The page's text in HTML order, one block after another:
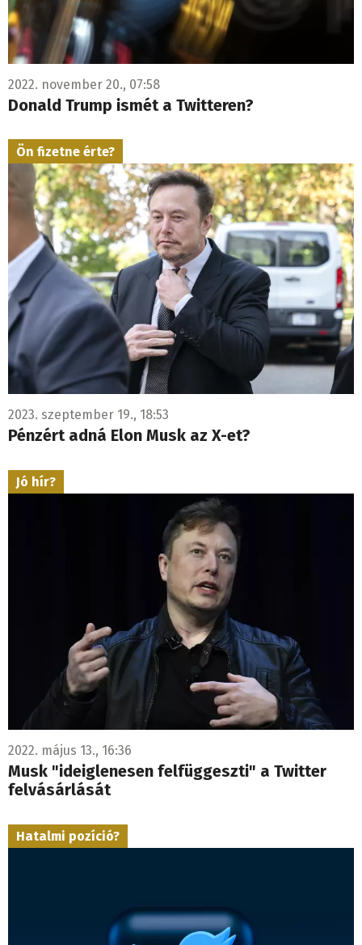
2022. november 20., 07:58
Donald Trump ismét a Twitteren?
Ön fizetne érte?
2023. szeptember 19., 18:53
Pénzért adná Elon Musk az X-et?
Jó hír?
2022. május 13., 16:36
Musk "ideiglenesen felfüggeszti" a Twitter
felvásárlását
Hatalmi pozíció?